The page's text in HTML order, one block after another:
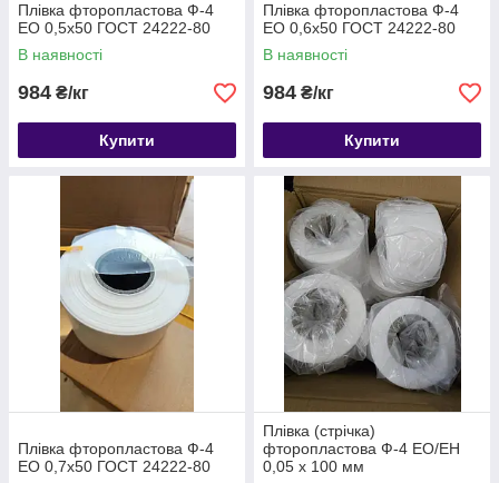
Плівка фторопластова Ф-4
ЕО 0,5х50 ГОСТ 24222-80
В наявності
984 ₴/кг
Купити
Плівка фторопластова Ф-4
ЕО 0,6х50 ГОСТ 24222-80
В наявності
984 ₴/кг
Купити
Плівка фторопластова Ф-4
ЕО 0,7х50 ГОСТ 24222-80
Плівка (стрічка)
фторопластова Ф-4 ЕО/ЕН
0,05 х 100 мм